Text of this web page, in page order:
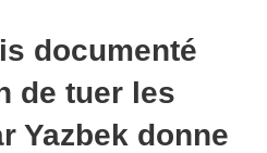
documenté
de tuer les
Yazbek donne